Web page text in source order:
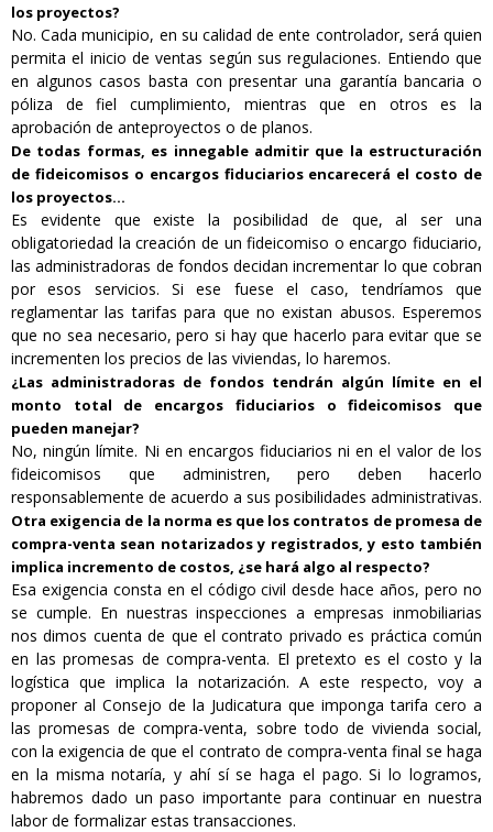
los proyectos?
No. Cada municipio, en su calidad de ente controlador, será quien
permita el inicio de ventas según sus regulaciones. Entiendo que
en algunos casos basta con presentar una garantía bancaria o
póliza de fiel cumplimiento, mientras que en otros es la
aprobación de anteproyectos o de planos.
De todas formas, es innegable admitir que la estructuración
de fideicomisos o encargos fiduciarios encarecerá el costo de
los proyectos…
Es evidente que existe la posibilidad de que, al ser una
obligatoriedad la creación de un fideicomiso o encargo fiduciario,
las administradoras de fondos decidan incrementar lo que cobran
por esos servicios. Si ese fuese el caso, tendríamos que
reglamentar las tarifas para que no existan abusos. Esperemos
que no sea necesario, pero si hay que hacerlo para evitar que se
incrementen los precios de las viviendas, lo haremos.
¿Las administradoras de fondos tendrán algún límite en el
monto total de encargos fiduciarios o fideicomisos que
pueden manejar?
No, ningún límite. Ni en encargos fiduciarios ni en el valor de los
fideicomisos que administren, pero deben hacerlo
responsablemente de acuerdo a sus posibilidades administrativas.
Otra exigencia de la norma es que los contratos de promesa de
compra-venta sean notarizados y registrados, y esto también
implica incremento de costos, ¿se hará algo al respecto?
Esa exigencia consta en el código civil desde hace años, pero no
se cumple. En nuestras inspecciones a empresas inmobiliarias
nos dimos cuenta de que el contrato privado es práctica común
en las promesas de compra-venta. El pretexto es el costo y la
logística que implica la notarización. A este respecto, voy a
proponer al Consejo de la Judicatura que imponga tarifa cero a
las promesas de compra-venta, sobre todo de vivienda social,
con la exigencia de que el contrato de compra-venta final se haga
en la misma notaría, y ahí sí se haga el pago. Si lo logramos,
habremos dado un paso importante para continuar en nuestra
labor de formalizar estas transacciones.